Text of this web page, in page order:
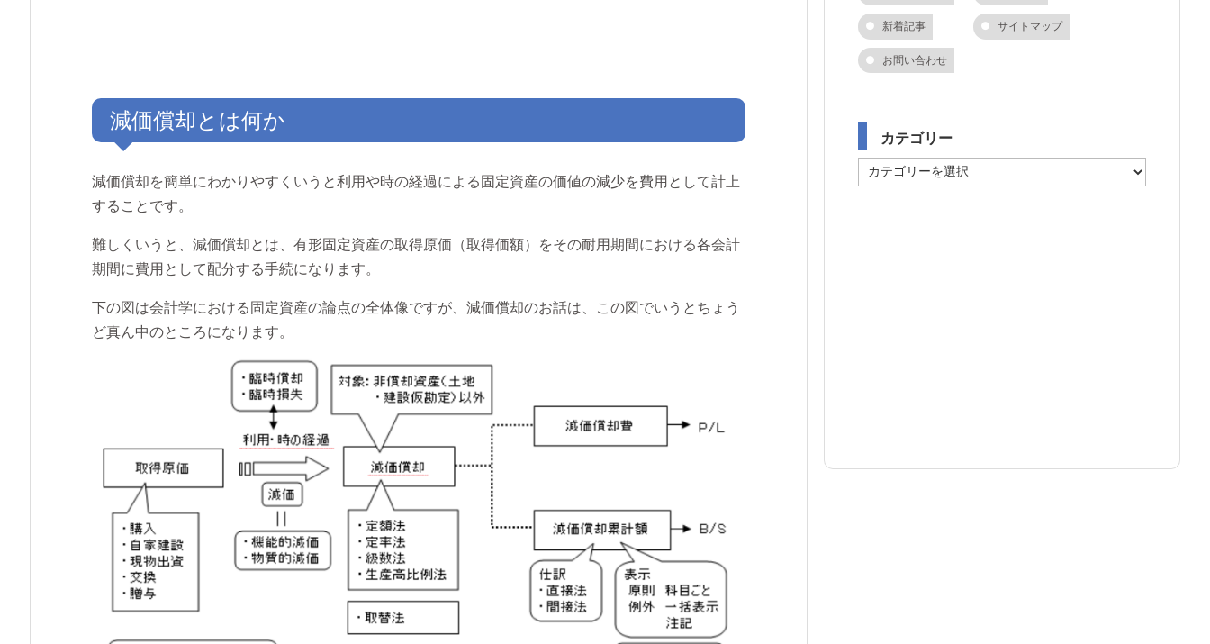
減価償却とは何か
減価償却を簡単にわかりやすくいうと利用や時の経過による固定資産の価値の減少を費用として計上
することです。
難しくいうと、減価償却とは、有形固定資産の取得原価（取得価額）をその耐用期間における各会計
期間に費用として配分する手続になります。
下の図は会計学における固定資産の論点の全体像ですが、減価償却のお話は、この図でいうとちょう
ど真ん中のところになります。
新着記事 サイトマップ
お問い合わせ
カテゴリー
テ